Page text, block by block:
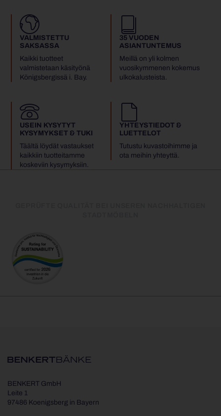
VALMISTETTU
SAKSASSA
Kaikki tuotteet
valmistetaan käsityönä
Königsbergissä i. Bay.
35 VUODEN
ASIANTUNTEMUS
Meillä on yli kolmen
vuosikymmenen kokemus
ulkokalusteista.
USEIN KYSYTYT
KYSYMYKSET & TUKI
Täältä löydät vastaukset
kaikkiin tuotteitamme
koskeviin kysymyksiin.
YHTEYSTIEDOT &
LUETTELOT
Tutustu kuvastoihimme ja
ota meihin yhteyttä.
BENKERT GmbH
Leite 1
97486 Koenigsberg in Bayern